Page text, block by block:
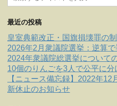
最近の投稿
皇室典範改正・国旗損壊罪の
2026年2月衆議院選挙：逆算
2024年衆議院総選挙について
10個のりんごを3人で公平に分
【ニュース備忘録】2022年
新休止のお知らせ